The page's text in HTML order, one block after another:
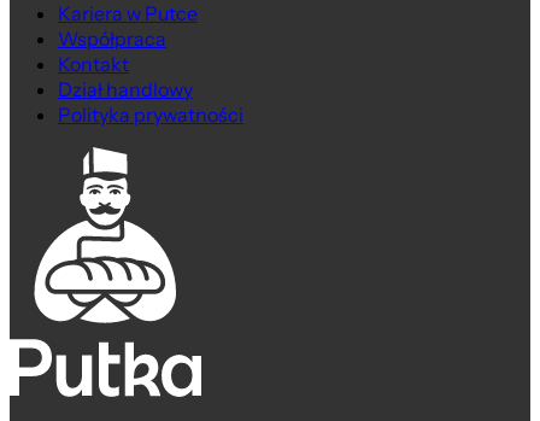
Kariera w Putce
Współpraca
Kontakt
Dział handlowy
Polityka prywatności